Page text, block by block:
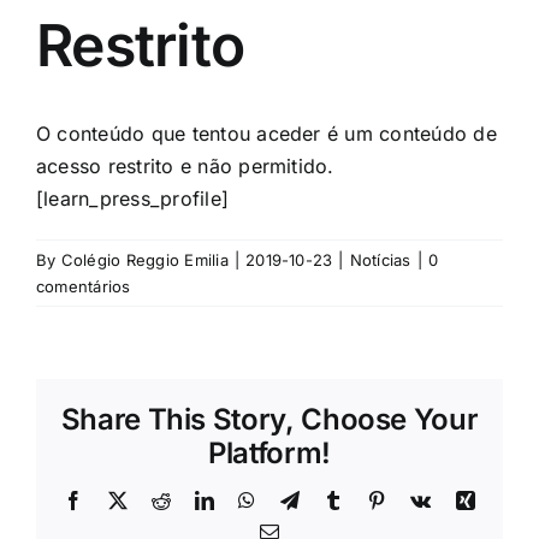
Restrito
O conteúdo que tentou aceder é um conteúdo de
acesso restrito e não permitido.
[learn_press_profile]
By Colégio Reggio Emilia 2019-10-23 Notícias
0
comentários
Share This Story, Choose Your
Platform!
Facebook
X RedditLinkedInWhatsApp
TelegramTumblr Pinterest
Vk
Xing
Email